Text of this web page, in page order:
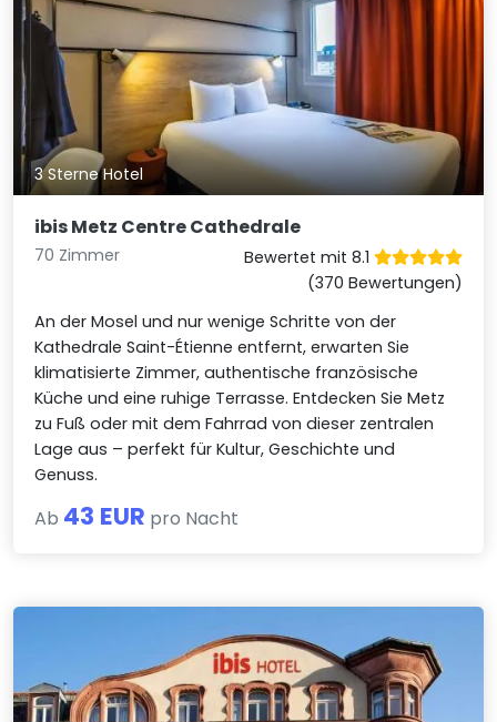
3 Sterne Hotel
ibis Metz Centre Cathedrale
70 Zimmer
Bewertet mit 8.1
(370 Bewertungen)
An der Mosel und nur wenige Schritte von der
Kathedrale Saint-Étienne entfernt, erwarten Sie
klimatisierte Zimmer, authentische französische
Küche und eine ruhige Terrasse. Entdecken Sie Metz
zu Fuß oder mit dem Fahrrad von dieser zentralen
Lage aus – perfekt für Kultur, Geschichte und
Genuss.
Ab 43 EUR pro Nacht